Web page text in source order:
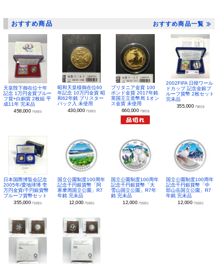
おすすめ商品 おすすめ商品一覧
天皇陛下御在位十年
記念 1万円金貨プルー
フ貨+白銅貨 2枚組 平
成11年 完未品
458,000 円(税別)
昭和天皇様御在位60
年記念 10万円金貨 昭
和62年銘 ブリスター
パック入 未使用
430,000 円(税別)
ブリタニア金貨 100
ポンド金貨 2017年銘
英国王立造幣局 1オン
ス金貨 未使用
660,000 円(税別)
2002FIFA 日韓ワール
ドカップ 記念金銀プ
ルーフ貨幣 2枚セット
完未品
355,000 円(税別)
日本国際博覧会記念
2005年/愛地球博 壱
万円金貨/千円銀貨幣
プルーフ貨幣セット
355,000 円(税別)
国立公園制度100周年
記念千円銀貨幣「阿
寒摩周国立公園」R7
年銘 完未品
12,000 円(税別)
国立公園制度100周年
記念千円銀貨幣「大
雪山国立公園」R7年
銘 完未品
12,000 円(税別)
国立公園制度100周年
記念千円銀貨幣「中
部山岳国立公園」R7
年銘 完未品
12,000 円(税別)